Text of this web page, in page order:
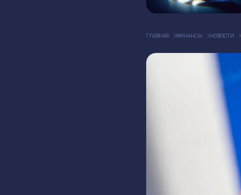
ГЛАВНАЯ ФИНАНСЫ НОВОСТИ